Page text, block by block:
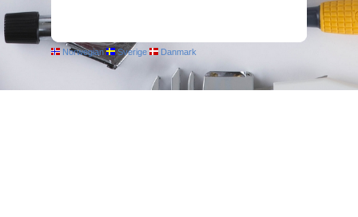
Norwegian Sverige Danmark